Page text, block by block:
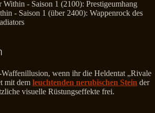
- Saison 1 (2100): Prestigeumhang
- Saison 1 (über 2400): Wappenrock des
wenn ihr die Heldentat „Rivale
mit dem leuchtenden nerubischen Stein der
visuelle Rüstungseffekte frei.